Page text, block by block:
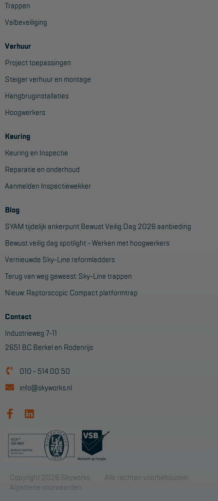
Trappen
Valbeveiliging
Verhuur
Project toepassingen
Steiger verhuur en montage
Hangbruginstallaties
Hoogwerkers
Keuring
Keuring en Inspectie
Reparatie en onderhoud
Aanmelden Inspectiewekker
Blog
SYAM tijdelijk ankerpunt Bewust Veilig Dag 2026 aanbieding
Bewust veilig dag spotlight - Werken met hoogwerkers
Vernieuwde Sky-Line reformladders
Terug van weg geweest: Sky-Line trappen
Nieuw: Raptorscopic Compact platformtrap
Contact
Industrieweg 7-11
2651 BC Berkel en Rodenrijs
010 - 514 00 50
info@skyworks.nl
Copyright 2026 Skyworks
Alle rechten voorbehouden
Algemene voorwaarden